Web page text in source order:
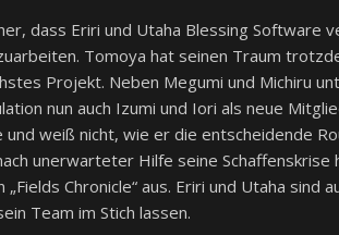
dass Eriri und Utaha Blessing Software
Tomoya hat seinen Traum
Projekt. Neben Megumi und Michiru
nun auch Izumi und Iori als neue
und weiß nicht, wie er die entscheidende
unerwarteter Hilfe seine Schaffenskrise
Chronicle“ aus. Eriri und Utaha
Team im Stich lassen.